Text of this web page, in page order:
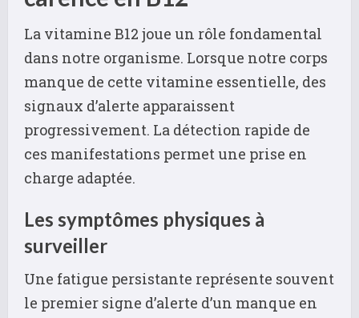
La vitamine B12 joue un rôle fondamental
dans notre organisme. Lorsque notre corps
manque de cette vitamine essentielle, des
signaux d’alerte apparaissent
progressivement. La détection rapide de
ces manifestations permet une prise en
charge adaptée.
Les symptômes physiques à
surveiller
Une fatigue persistante représente souvent
le premier signe d’alerte d’un manque en